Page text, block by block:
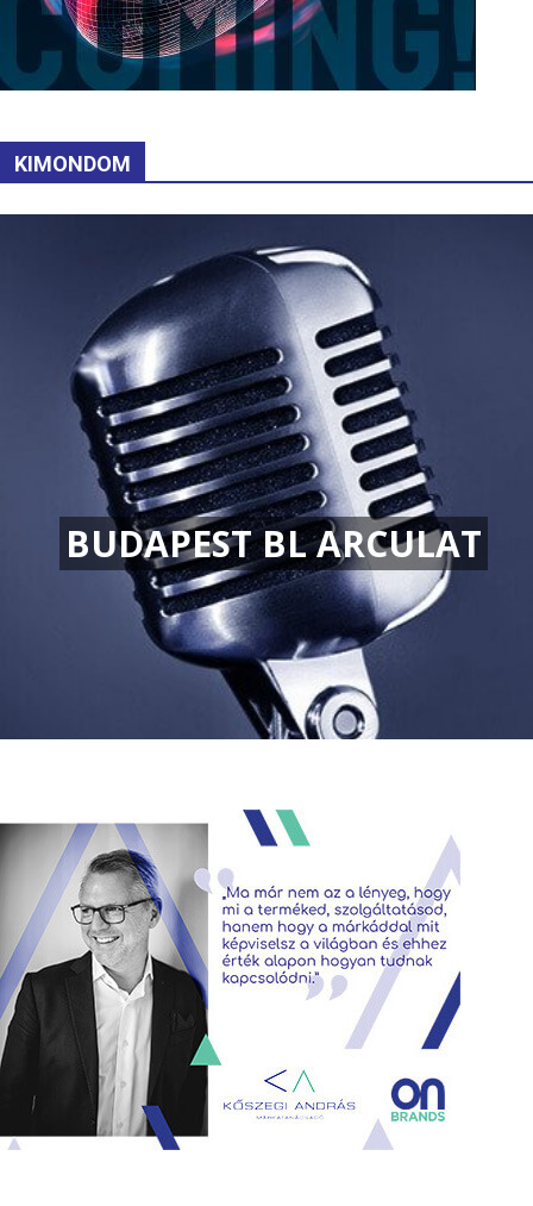
KIMONDOM
BUDAPEST BL ARCULAT